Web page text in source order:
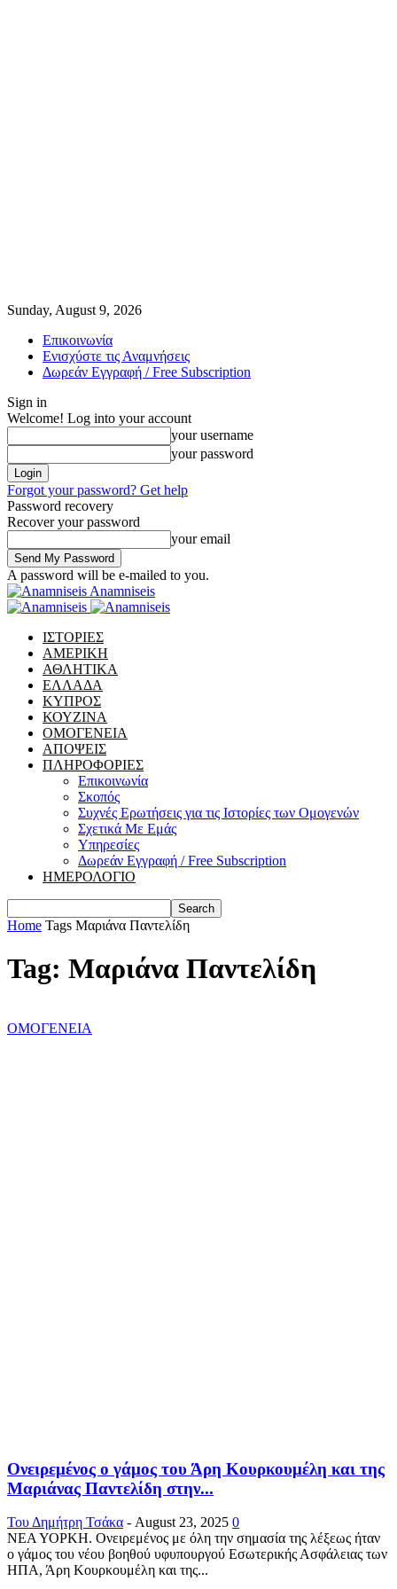
Sunday, August 9, 2026
Επικοινωνία
Ενισχύστε τις Αναμνήσεις
Δωρεάν Εγγραφή / Free Subscription
Sign in
Welcome! Log into your account
your username
your password
Forgot your password? Get help
Password recovery
Recover your password
your email
A password will be e-mailed to you.
Anamniseis
ΙΣΤΟΡΙΕΣ
ΑΜΕΡΙΚΗ
ΑΘΛΗΤΙΚΑ
ΕΛΛΑΔΑ
ΚΥΠΡΟΣ
ΚΟΥΖΙΝΑ
ΟΜΟΓΕΝΕΙΑ
ΑΠΟΨΕΙΣ
ΠΛΗΡΟΦΟΡΙΕΣ
Επικοινωνία
Σκοπός
Συχνές Ερωτήσεις για τις Ιστορίες των Ομογενών
Σχετικά Με Εμάς
Υπηρεσίες
Δωρεάν Εγγραφή / Free Subscription
ΗΜΕΡΟΛΟΓΙΟ
Home Tags Μαριάνα Παντελίδη
Tag: Μαριάνα Παντελίδη
ΟΜΟΓΕΝΕΙΑ
Ονειρεμένος ο γάμος του Άρη Κουρκουμέλη και της
Μαριάνας Παντελίδη στην...
Του Δημήτρη Τσάκα - August 23, 2025 0
ΝΕΑ ΥΟΡΚΗ. Ονειρεμένος με όλη την σημασία της λέξεως ήταν
ο γάμος του νέου βοηθού υφυπουργού Εσωτερικής Ασφάλειας των
ΗΠΑ, Άρη Κουρκουμέλη και της...